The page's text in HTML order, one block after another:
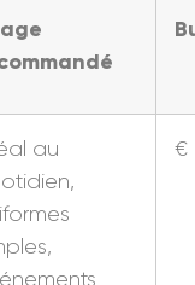
au
€